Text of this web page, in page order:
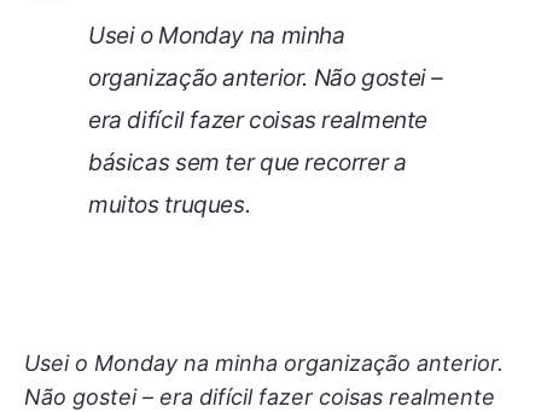
Usei o Monday na minha
organização anterior. Não gostei –
era difícil fazer coisas realmente
básicas sem ter que recorrer a
muitos truques.
Usei o Monday na minha organização anterior.
Não gostei – era difícil fazer coisas realmente